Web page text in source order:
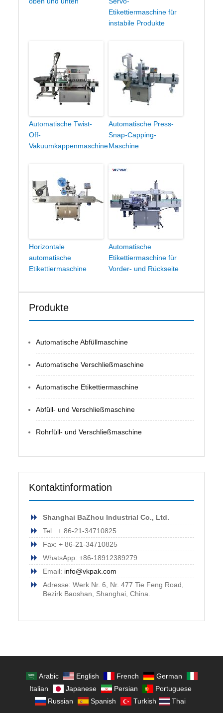
Etikettiermaschine für
instabile Produkte
Automatische Twist-
Off-
Vakuumkappenmaschine
Automatische Press-
Snap-Capping-
Maschine
Horizontale
automatische
Etikettiermaschine
Automatische
Etikettiermaschine für
Vorder- und Rückseite
Produkte
Automatische Abfüllmaschine
Automatische Verschließmaschine
Automatische Etikettiermaschine
Abfüll- und Verschließmaschine
Rohrfüll- und Verschließmaschine
Kontaktinformation
Shanghai BaZhou Industrial Co., Ltd.
Tel.: + 86-21-34710825
Fax: + 86-21-34710825
WhatsApp: +86-18912389279
Email: info@vkpak.com
Adresse: Werk Nr. 6, Nr. 477 Tie Feng Road,
Bezirk Baoshan, Shanghai, China.
Arabic English French
German
Italian
Japanese Persian
Portuguese
Russian
Spanish Turkish Thai